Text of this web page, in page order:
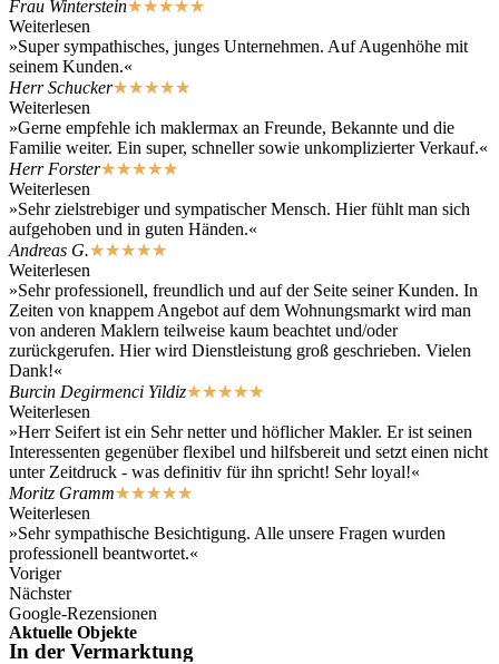
Frau Winterstein★★★★★
Weiterlesen
»Super sympathisches, junges Unternehmen. Auf Augenhöhe mit
seinem Kunden.«
Herr Schucker★★★★★
Weiterlesen
»Gerne empfehle ich maklermax an Freunde, Bekannte und die
Familie weiter. Ein super, schneller sowie unkomplizierter Verkauf.«
Herr Forster★★★★★
Weiterlesen
»Sehr zielstrebiger und sympatischer Mensch. Hier fühlt man sich
aufgehoben und in guten Händen.«
Andreas G.★★★★★
Weiterlesen
»Sehr professionell, freundlich und auf der Seite seiner Kunden. In
Zeiten von knappem Angebot auf dem Wohnungsmarkt wird man
von anderen Maklern teilweise kaum beachtet und/oder
zurückgerufen. Hier wird Dienstleistung groß geschrieben. Vielen
Dank!«
Burcin Degirmenci Yildiz★★★★★
Weiterlesen
»Herr Seifert ist ein Sehr netter und höflicher Makler. Er ist seinen
Interessenten gegenüber flexibel und hilfsbereit und setzt einen nicht
unter Zeitdruck - was definitiv für ihn spricht! Sehr loyal!«
Moritz Gramm★★★★★
Weiterlesen
»Sehr sympathische Besichtigung. Alle unsere Fragen wurden
professionell beantwortet.«
Voriger
Nächster
Google-Rezensionen
Aktuelle Objekte
In der Vermarktung